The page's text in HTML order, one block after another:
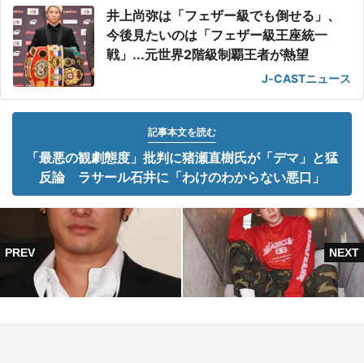
井上尚弥は「フェザー級でも倒せる」、
今後見たいのは「フェザー級王座統一
戦」...元世界2階級制覇王者が熱望
J-CASTニュース
記事本文を読む
「最悪の観劇態度」批判に猪瀬直樹氏が「デマ」と猛
反論 ラサール石井に「わけのわからない悪口」